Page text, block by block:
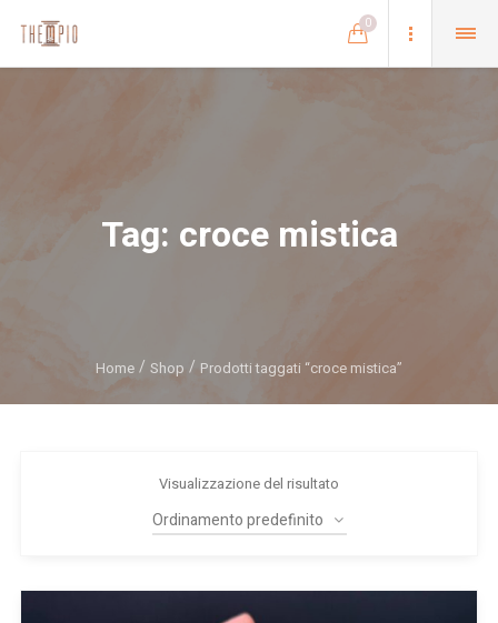
0
Tag: croce mistica
Home Shop Prodotti taggati “croce mistica”
Visualizzazione del risultato